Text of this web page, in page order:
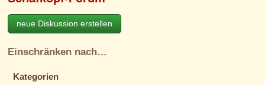
neue Diskussion erstellen
Einschränken nach…
Kategorien